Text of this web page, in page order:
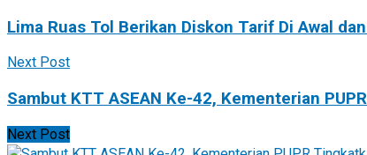
Lima Ruas Tol Berikan Diskon Tarif Di Awal
Next Post
Sambut KTT ASEAN Ke-42, Kementerian
Next Post